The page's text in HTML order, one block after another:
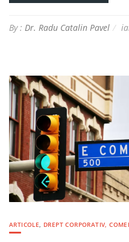
By : Dr. Radu Catalin Pavel
ARTICOLE, DREPT CORPORATIV,